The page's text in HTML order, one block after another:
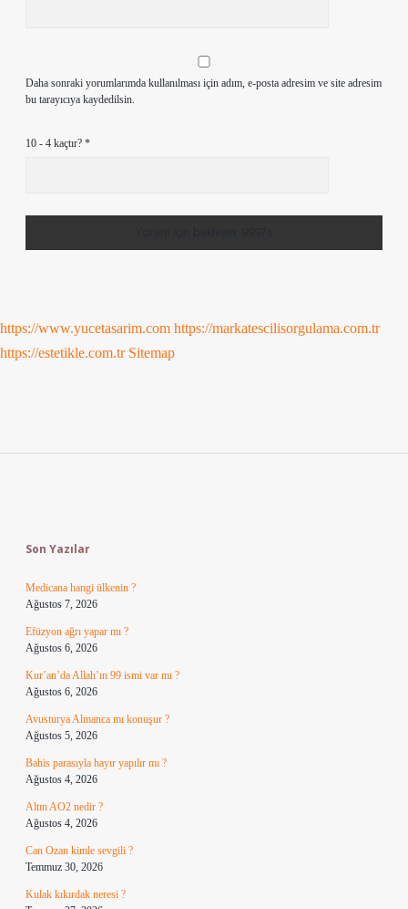
Daha sonraki yorumlarımda kullanılması için adım, e-posta adresim ve site adresim
bu tarayıcıya kaydedilsin.
10 - 4 kaçtır? *
https://www.yucetasarim.com https://markatescilisorgulama.com.tr
https://estetikle.com.tr Sitemap
Son Yazılar
Medicana hangi ülkenin ?
Ağustos 7, 2026
Efüzyon ağrı yapar mı ?
Ağustos 6, 2026
Kur’an’da Allah’ın 99 ismi var mı ?
Ağustos 6, 2026
Avusturya Almanca mı konuşur ?
Ağustos 5, 2026
Bahis parasıyla hayır yapılır mı ?
Ağustos 4, 2026
Altın AO2 nedir ?
Ağustos 4, 2026
Can Ozan kimle sevgili ?
Temmuz 30, 2026
Kulak kıkırdak neresi ?